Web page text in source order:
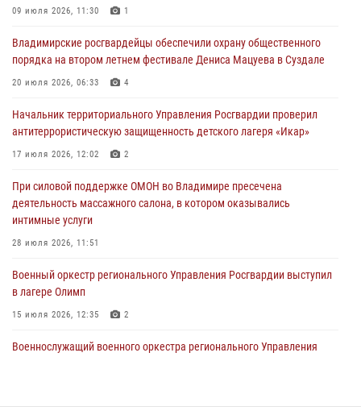
Во Владимирcкой области открыли профильную Росгвардейскую
27 июля 2026, 16:43 2
Владимирские росгвардейцы обеспечили охрану общественного
20 июля 2026, 06:33 4
Военнослужащий военного оркестра регионального Управления
105-летию Центрального округа
19 июля 2026, 11:17 7
Начальник территориального Управления Росгвардии проверил
17 июля 2026, 12:02 2
09 июля 2026, 11:30 1
Владимирские росгвардейцы обеспечили охрану общественного
порядка на втором летнем фестивале Дениса Мацуева в Суздале
20 июля 2026, 06:33 4
Начальник территориального Управления Росгвардии проверил
антитеррористическую защищенность детского лагеря «Икар»
17 июля 2026, 12:02 2
При силовой поддержке ОМОН во Владимире пресечена
деятельность массажного салона, в котором оказывались
интимные услуги
28 июля 2026, 11:51
Военный оркестр регионального Управления Росгвардии выступил
в лагере Олимп
15 июля 2026, 12:35 2
Военнослужащий военного оркестра регионального Управления